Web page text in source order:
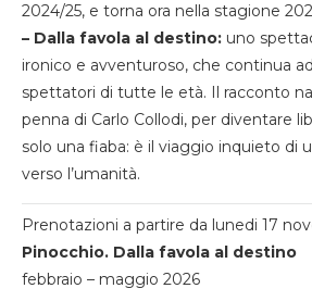
2024/25, e torna ora nella stagione
– Dalla favola al destino: uno
ironico e avventuroso, che continua
spettatori di tutte le età. Il racconto
penna di Carlo Collodi, per diventare
solo una fiaba: è il viaggio inquieto di
verso l’umanità.
Prenotazioni a partire da lunedi 17
Pinocchio. Dalla favola al destino
febbraio – maggio 2026